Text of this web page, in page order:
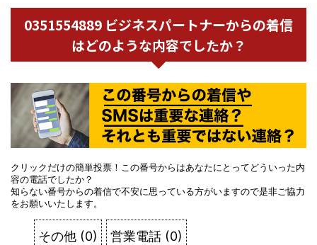
0351554889 ビジネスパートナーからの着信
はどのような内容でしたか？
クリックだけの簡単投票！この番号からはあなたにとってどういった内
容の電話でしたか？
知らない番号からの着信で不安に思っている方がいますので是非ご協力
をお願いいたします。
その他 (0) 営業電話 (0)